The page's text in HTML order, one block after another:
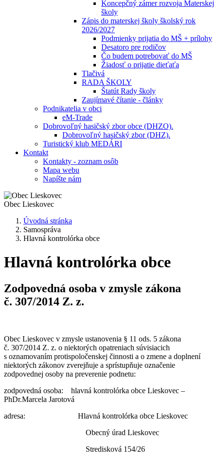
Koncepčný zámer rozvoja Materskej
školy
Zápis do materskej školy školský rok
2026/2027
Podmienky prijatia do MŠ + prílohy
Desatoro pre rodičov
Čo budem potrebovať do MŠ
Žiadosť o prijatie dieťaťa
Tlačivá
RADA ŠKOLY
Štatút Rady školy
Zaujímavé čítanie - články
Podnikatelia v obci
eM-Trade
Dobrovoľný hasičský zbor obce (DHZO).
Dobrovoľný hasičský zbor (DHZ).
Turistický klub MEDÁRI
Kontakt
Kontakty - zoznam osôb
Mapa webu
Napíšte nám
Obec Lieskovec
Úvodná stránka
Samospráva
Hlavná kontrolórka obce
Hlavná kontrolórka obce
Zodpovedná osoba v zmysle zákona
č. 307/2014 Z. z.
Obec Lieskovec v zmysle ustanovenia § 11 ods. 5 zákona
č. 307/2014 Z. z. o niektorých opatreniach súvisiacich
s oznamovaním protispoločenskej činnosti a o zmene a doplnení
niektorých zákonov zverejňuje a sprístupňuje označenie
zodpovednej osoby na preverenie podnetu:
zodpovedná osoba: hlavná kontrolórka obce Lieskovec –
PhDr.Marcela Jarotová
adresa: Hlavná kontrolórka obce Lieskovec
Obecný úrad Lieskovec
Stredisková 154/26